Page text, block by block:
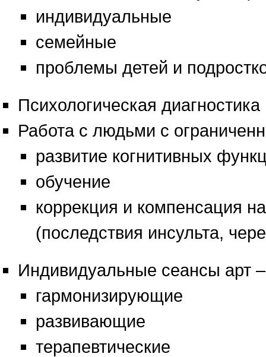
индивидуальные
семейные
проблемы детей и
Психологическая диагностика
Работа с людьми с
развитие когнитивных
обучение
коррекция и компенсация
(последствия инсульта,
Индивидуальные сеансы арт
гармонизирующие
развивающие
терапевтические